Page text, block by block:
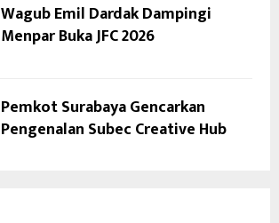
Wagub Emil Dardak Dampingi
Menpar Buka JFC 2026
Pemkot Surabaya Gencarkan
Pengenalan Subec Creative Hub